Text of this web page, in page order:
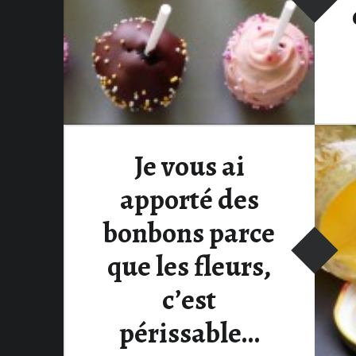
Je vous ai
apporté des
bonbons parce
que les fleurs,
c’est
périssable…